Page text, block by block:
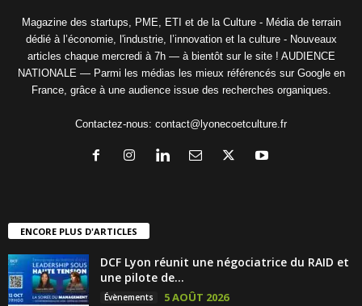
Magazine des startups, PME, ETI et de la Culture - Média de terrain
dédié à l’économie, l'industrie, l’innovation et la culture - Nouveaux
articles chaque mercredi à 7h — à bientôt sur le site ! AUDIENCE
NATIONALE — Parmi les médias les mieux référencés sur Google en
France, grâce à une audience issue des recherches organiques.
Contactez-nous: contact@lyonecoetculture.fr
ENCORE PLUS D'ARTICLES
DCF Lyon réunit une négociatrice du RAID et
une pilote de...
Évènements 5 AOÛT 2026